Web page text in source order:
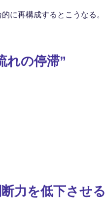
に再構成するとこうなる。
れの停滞”
力を低下させる